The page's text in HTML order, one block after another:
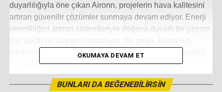
duyarlılığıyla öne çıkan Aironn, projelerin hava kalitesini
artıran güvenilir çözümler sunmaya devam ediyor. Enerji
verimliliğini artıran sistemleriyle doğaya duyarlı bir yaşam
sürdürülebilirlik hedefleri doğrultusunda hayata geçirdiği
bir diğer başarı hikayesi olarak dikkat çekiyor.
OKUMAYA DEVAM ET
BUNLARI DA BEĞENEBILIRSIN